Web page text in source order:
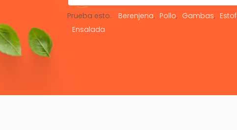
Prueba esto: Berenjena Pollo Gambas
Ensalada